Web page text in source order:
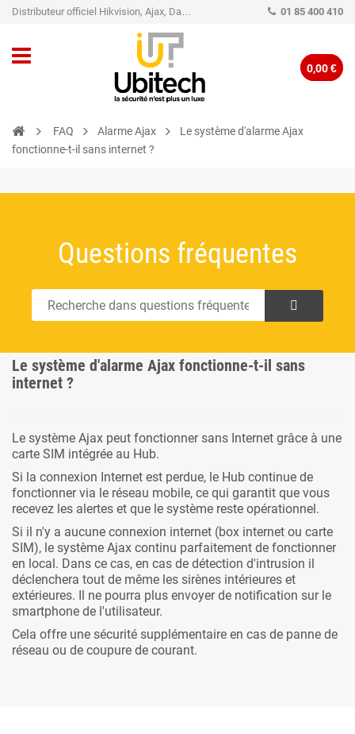
Distributeur officiel Hikvision, Ajax, Dahua, TP-Link - Caméra de vidéo surveillance - Alarme 01 85 400 410
0,00 €
FAQ Alarme Ajax
Le système d'alarme Ajax
fonctionne-t-il sans internet ?
Questions fréquentes
Le système d'alarme Ajax fonctionne-t-il sans
internet ?
Le système Ajax peut fonctionner sans Internet grâce à une
carte SIM intégrée au Hub.
Si la connexion Internet est perdue, le Hub continue de
fonctionner via le réseau mobile, ce qui garantit que vous
recevez les alertes et que le système reste opérationnel.
Si il n'y a aucune connexion internet (box internet ou carte
SIM), le système Ajax continu parfaitement de fonctionner
en local. Dans ce cas, en cas de détection d'intrusion il
déclenchera tout de même les sirènes intérieures et
extérieures. Il ne pourra plus envoyer de notification sur le
smartphone de l'utilisateur.
Cela offre une sécurité supplémentaire en cas de panne de
réseau ou de coupure de courant.